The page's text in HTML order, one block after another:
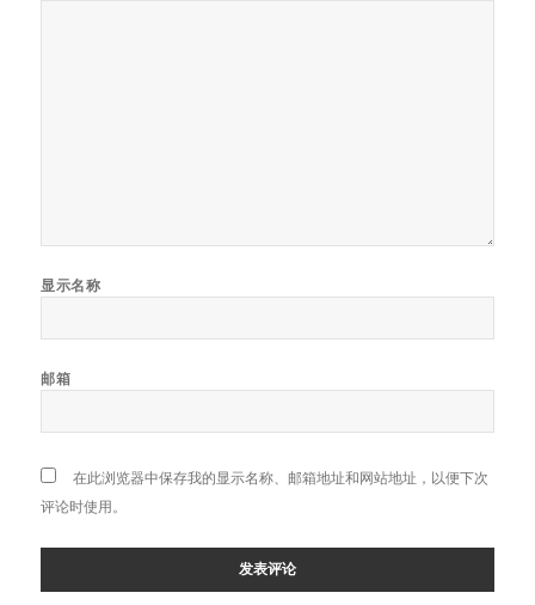
显示名称
邮箱
在此浏览器中保存我的显示名称、邮箱地址和网站地址，以便下次
评论时使用。